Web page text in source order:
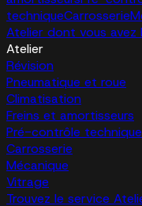
techniqueCarrosserie
Atelier dont vous avez
Atelier
Révision
Pneumatique et roue
Climatisation
Freins et amortisseurs
Pré-contrôle technique
Carrosserie
Mécanique
Vitrage
Trouvez le service